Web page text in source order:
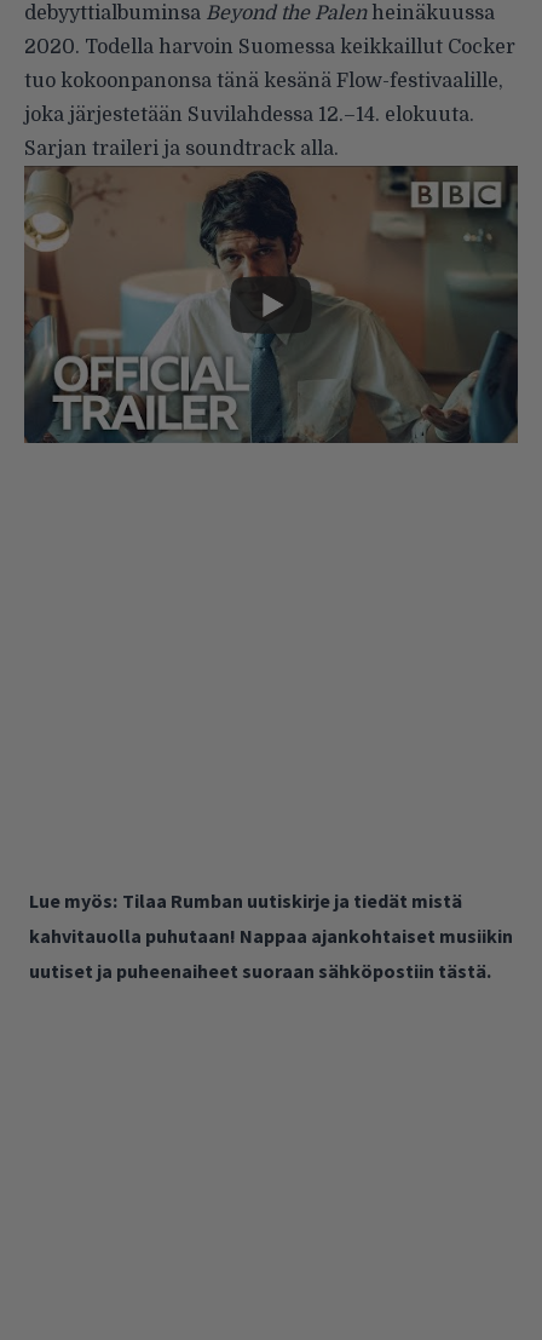
debyyttialbuminsa Beyond the Palenheinäkuussa
2020. Todella harvoin Suomessa keikkaillut Cocker
tuo kokoonpanonsa tänä kesänä Flow-festivaalille,
joka järjestetään Suvilahdessa 12.–14. elokuuta.
Sarjan traileri ja soundtrack alla.
Lue myös: Tilaa Rumban uutiskirje ja tiedät mistä
kahvitauolla puhutaan! Nappaa ajankohtaiset musiikin
uutiset ja puheenaiheet suoraan sähköpostiin tästä.